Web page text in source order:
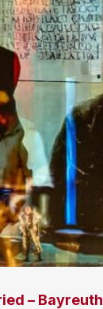
– Bayreuth